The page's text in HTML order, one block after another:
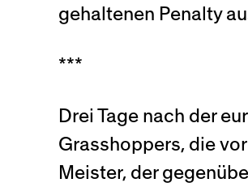
gehaltenen Penalty
***
Drei Tage nach der
Grasshoppers, die
Meister, der